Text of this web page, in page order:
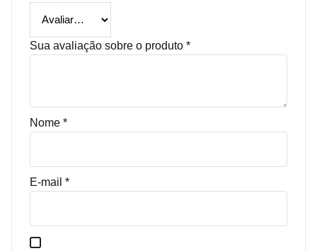
Sua avaliação sobre o produto *
Nome *
E-mail *